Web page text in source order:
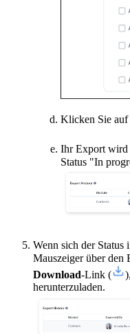
Klicken Sie auf
Ihr Export wird
Status "In
Wenn sich der Status
Mauszeiger über den
Download-Link (
herunterzuladen.